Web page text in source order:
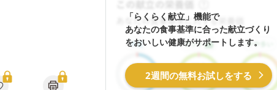
「らくらく献立」機能で
あなたの食事基準に合った献立づくり
をおいしい健康がサポートします。
2週間の無料お試しをする